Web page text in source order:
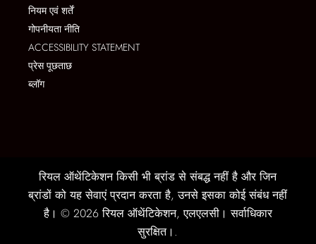
नियम एवं शर्तें
गोपनीयता नीति
ACCESSIBILITY STATEMENT
प्रेस पूछताछ
ब्लॉग
रियल ऑथेंटिकेशन किसी भी ब्रांड से संबद्ध नहीं है और जिन
ब्रांडों को यह सेवाएं प्रदान करता है, उनसे इसका कोई संबंध नहीं
है। © 2026 रियल ऑथेंटिकेशन, एलएलसी। सर्वाधिकार
सुरक्षित।.